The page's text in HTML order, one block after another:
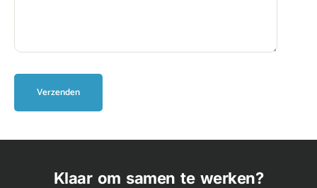
Klaar om samen te werken?